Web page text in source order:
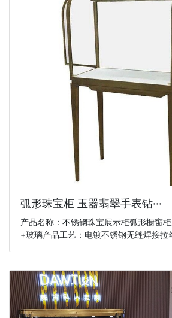
弧形珠宝柜 玉器翡翠手表钻···
产品名称：不锈钢珠宝展示柜弧形橱窗
+玻璃产品工艺：电镀不锈钢无缝焊接拉